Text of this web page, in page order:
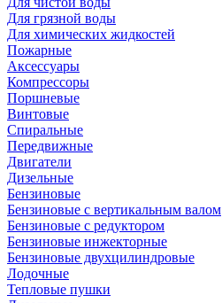
Для грязной воды
Для химических жидкостей
Пожарные
Аксессуары
Компрессоры
Поршневые
Винтовые
Спиральные
Передвижные
Двигатели
Дизельные
Бензиновые
Бензиновые с вертикальным валом
Бензиновые с редуктором
Бензиновые инжекторные
Бензиновые двухцилиндровые
Лодочные
Тепловые пушки